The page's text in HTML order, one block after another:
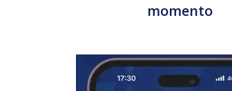
momento